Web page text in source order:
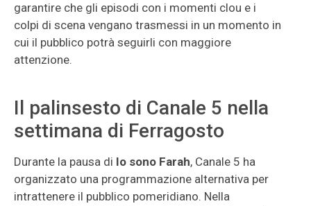
garantire che gli episodi con i momenti clou e i
colpi di scena vengano trasmessi in un momento in
cui il pubblico potrà seguirli con maggiore
attenzione.
Il palinsesto di Canale 5 nella
settimana di Ferragosto
Durante la pausa di Io sono Farah, Canale 5 ha
organizzato una programmazione alternativa per
intrattenere il pubblico pomeridiano. Nella